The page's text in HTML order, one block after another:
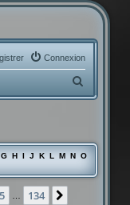
Connexion
e
e
r
G H J K L M N
O
5 … 134